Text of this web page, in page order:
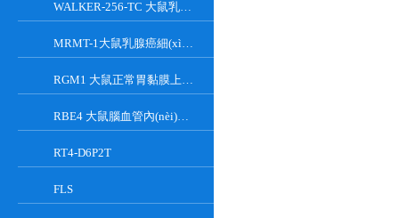
WALKER-256-TC 大鼠乳腺癌細(xì)胞系
MRMT-1大鼠乳腺癌細(xì)胞
RGM1 大鼠正常胃黏膜上皮細(xì)胞系
RBE4 大鼠腦血管內(nèi)皮細(xì)胞系
RT4-D6P2T
FLS